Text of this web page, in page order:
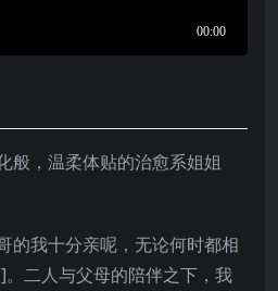
般，温柔体贴的治愈系姐姐
的我十分亲呢，无论何时都相
二人与父母的陪伴之下，我